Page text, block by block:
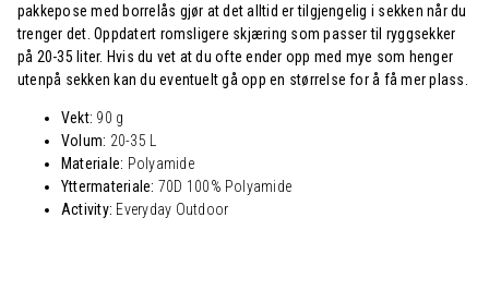
pakkepose med borrelås gjør at det alltid er tilgjengelig i sekken når du
trenger det. Oppdatert romsligere skjæring som passer til ryggsekker
på 20-35 liter. Hvis du vet at du ofte ender opp med mye som henger
utenpå sekken kan du eventuelt gå opp en størrelse for å få mer plass.
Vekt: 90 g
Volum: 20-35 L
Materiale: Polyamide
Yttermateriale: 70D 100% Polyamide
Activity: Everyday Outdoor